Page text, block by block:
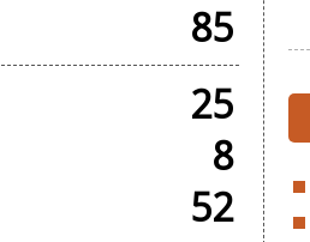
85
25
8
52